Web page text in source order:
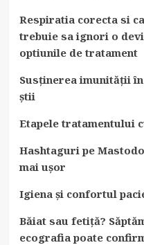
Respiratia corecta si
trebuie sa ignori o
optiunile de tratament
Susținerea imunității
știi
Etapele tratamentului
Hashtaguri pe
mai ușor
Igiena și confortul
Băiat sau fetiță?
ecografia poate